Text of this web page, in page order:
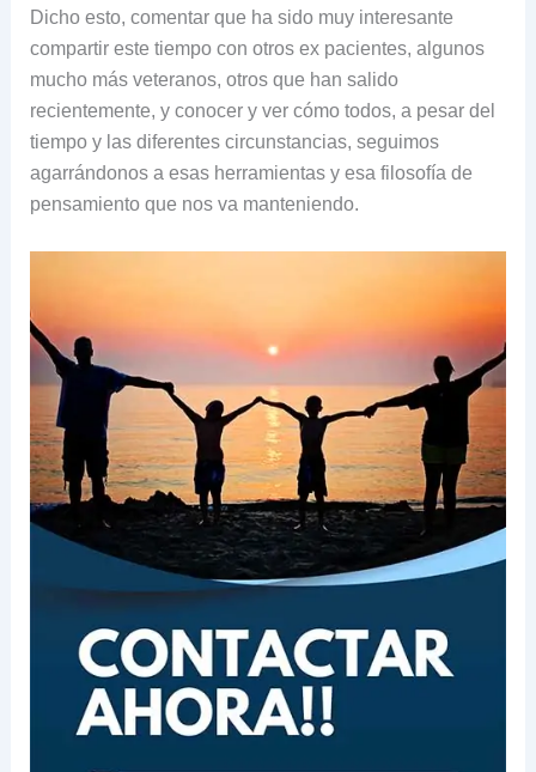
Dicho esto, comentar que ha sido muy interesante
compartir este tiempo con otros ex pacientes, algunos
mucho más veteranos, otros que han salido
recientemente, y conocer y ver cómo todos, a pesar del
tiempo y las diferentes circunstancias, seguimos
agarrándonos a esas herramientas y esa filosofía de
pensamiento que nos va manteniendo.